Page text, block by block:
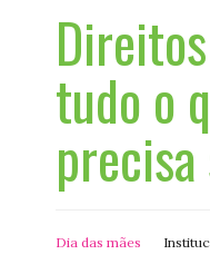
tudo o
Dia das mães